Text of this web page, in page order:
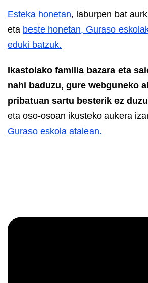
Esteka honetan, laburpen bat
eta beste honetan, Guraso
eduki batzuk.
Ikastolako familia bazara eta
nahi baduzu, gure webguneko
pribatuan sartu besterik ez duzu
eta oso-osoan ikusteko aukera
Guraso eskola atalean.